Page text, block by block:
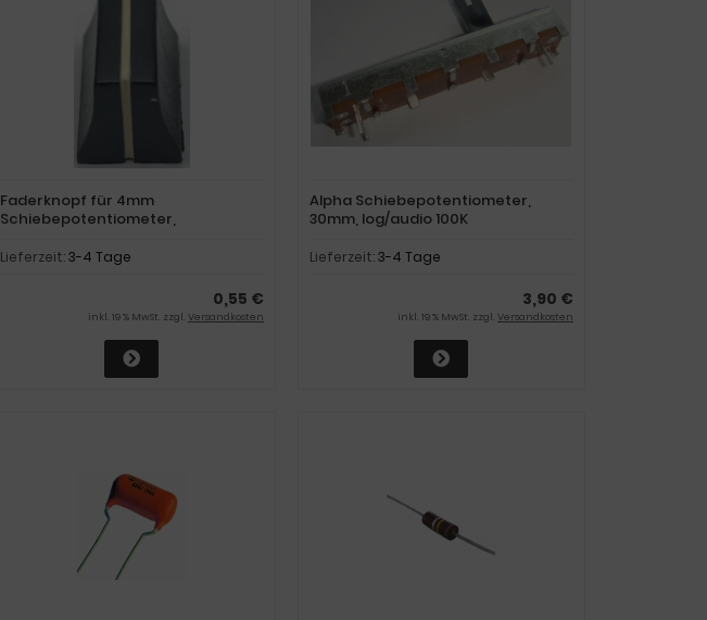
Faderknopf für 4mm
Schiebepotentiometer,
Lieferzeit:3-4 Tage
0,55 €
inkl. 19 % MwSt. zzgl. Versandkosten
Alpha Schiebepotentiometer,
30mm, log/audio 100K
Lieferzeit:3-4 Tage
3,90 €
inkl. 19 % MwSt. zzgl. Versandkosten